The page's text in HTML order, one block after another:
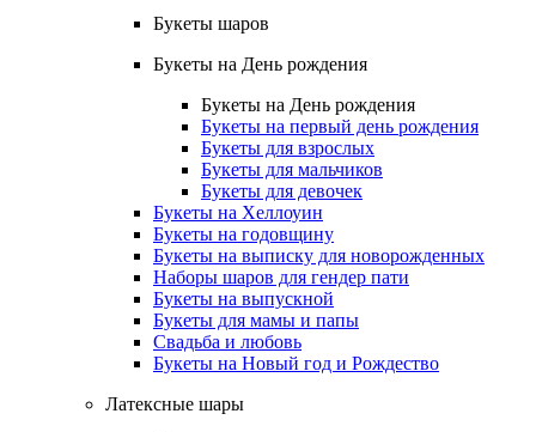
Букеты шаров
Букеты на День рождения
Букеты на День рождения
Букеты на первый день рождения
Букеты для взрослых
Букеты для мальчиков
Букеты для девочек
Букеты на Хеллоуин
Букеты на годовщину
Букеты на выписку для новорожденных
Наборы шаров для гендер пати
Букеты на выпускной
Букеты для мамы и папы
Свадьба и любовь
Букеты на Новый год и Рождество
Латексные шары